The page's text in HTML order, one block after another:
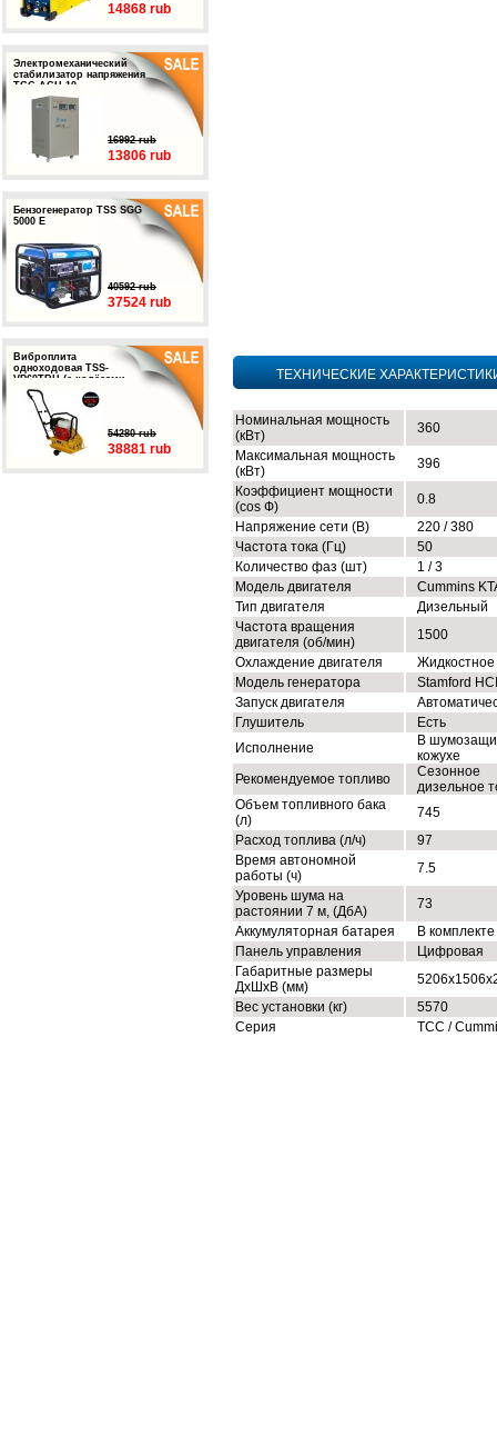
14868 rub
Электромеханический
стабилизатор напряжения
ТСС АСН-10
16992 rub
13806 rub
Бензогенератор TSS SGG
5000 E
40592 rub
37524 rub
Виброплита
одноходовая TSS-
VP60TRH (с колёсами,
баком и ковриком)
54280 rub
38881 rub
ТЕХНИЧЕСКИЕ
Номинальная мощность
(кВт)
360
Максимальная мощность
(кВт)
396
Коэффициент мощности
(cos Ф)
0.8
Напряжение сети (В)
220 / 380
Частота тока (Гц)
50
Количество фаз (шт)
1 / 3
Модель двигателя
Cummins
Тип двигателя
Дизельный
Частота вращения
двигателя (об/мин)
1500
Охлаждение двигателя
Жидкостное
Модель генератора
Stamford
Запуск двигателя
Глушитель
Есть
Исполнение
В
кожухе
Рекомендуемое топливо
Сезонное
дизельное
Объем топливного бака
(л)
745
Расход топлива (л/ч)
97
Время автономной
работы (ч)
7.5
Уровень шума на
растоянии 7 м, (ДбА)
73
Аккумуляторная батарея
В комплекте
Панель управления
Цифровая
Габаритные размеры
ДхШхВ (мм)
Вес установки (кг)
5570
Серия
ТСС /